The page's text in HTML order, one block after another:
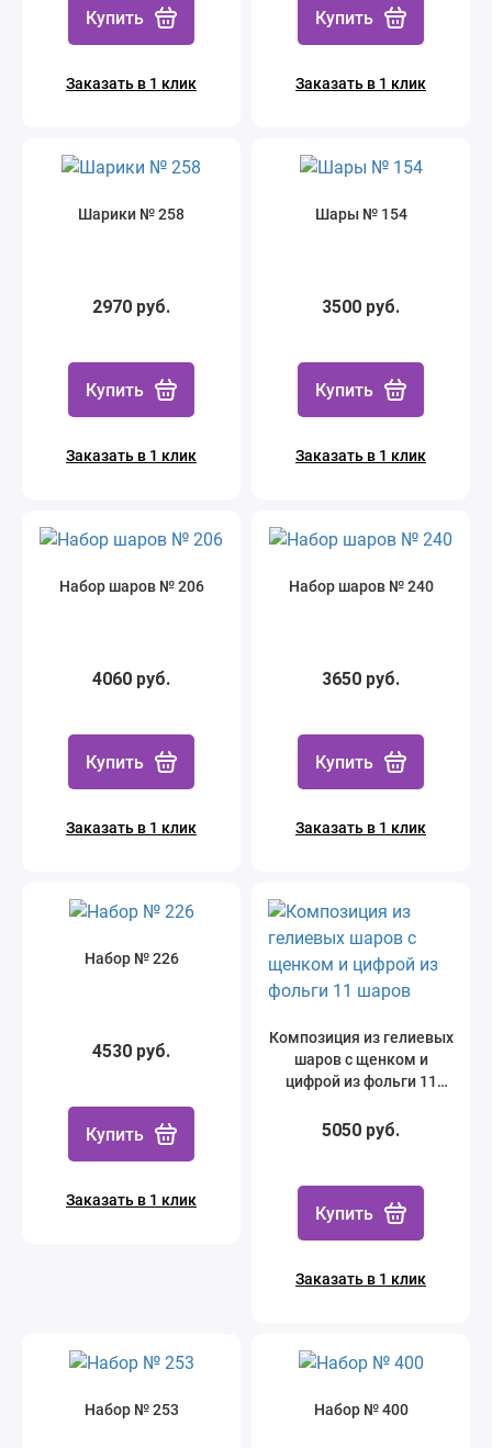
Купить
Заказать в 1 клик
Купить
Заказать в 1 клик
Шарики № 258
2970 руб.
Купить
Заказать в 1 клик
Шары № 154
3500 руб.
Купить
Заказать в 1 клик
Набор шаров № 206
4060 руб.
Купить
Заказать в 1 клик
Набор шаров № 240
3650 руб.
Купить
Заказать в 1 клик
Набор № 226
4530 руб.
Купить
Заказать в 1 клик
Композиция из гелиевых
шаров с щенком и
цифрой из фольги 11
5050 руб.
Купить
Заказать в 1 клик
Набор № 253 Набор № 400